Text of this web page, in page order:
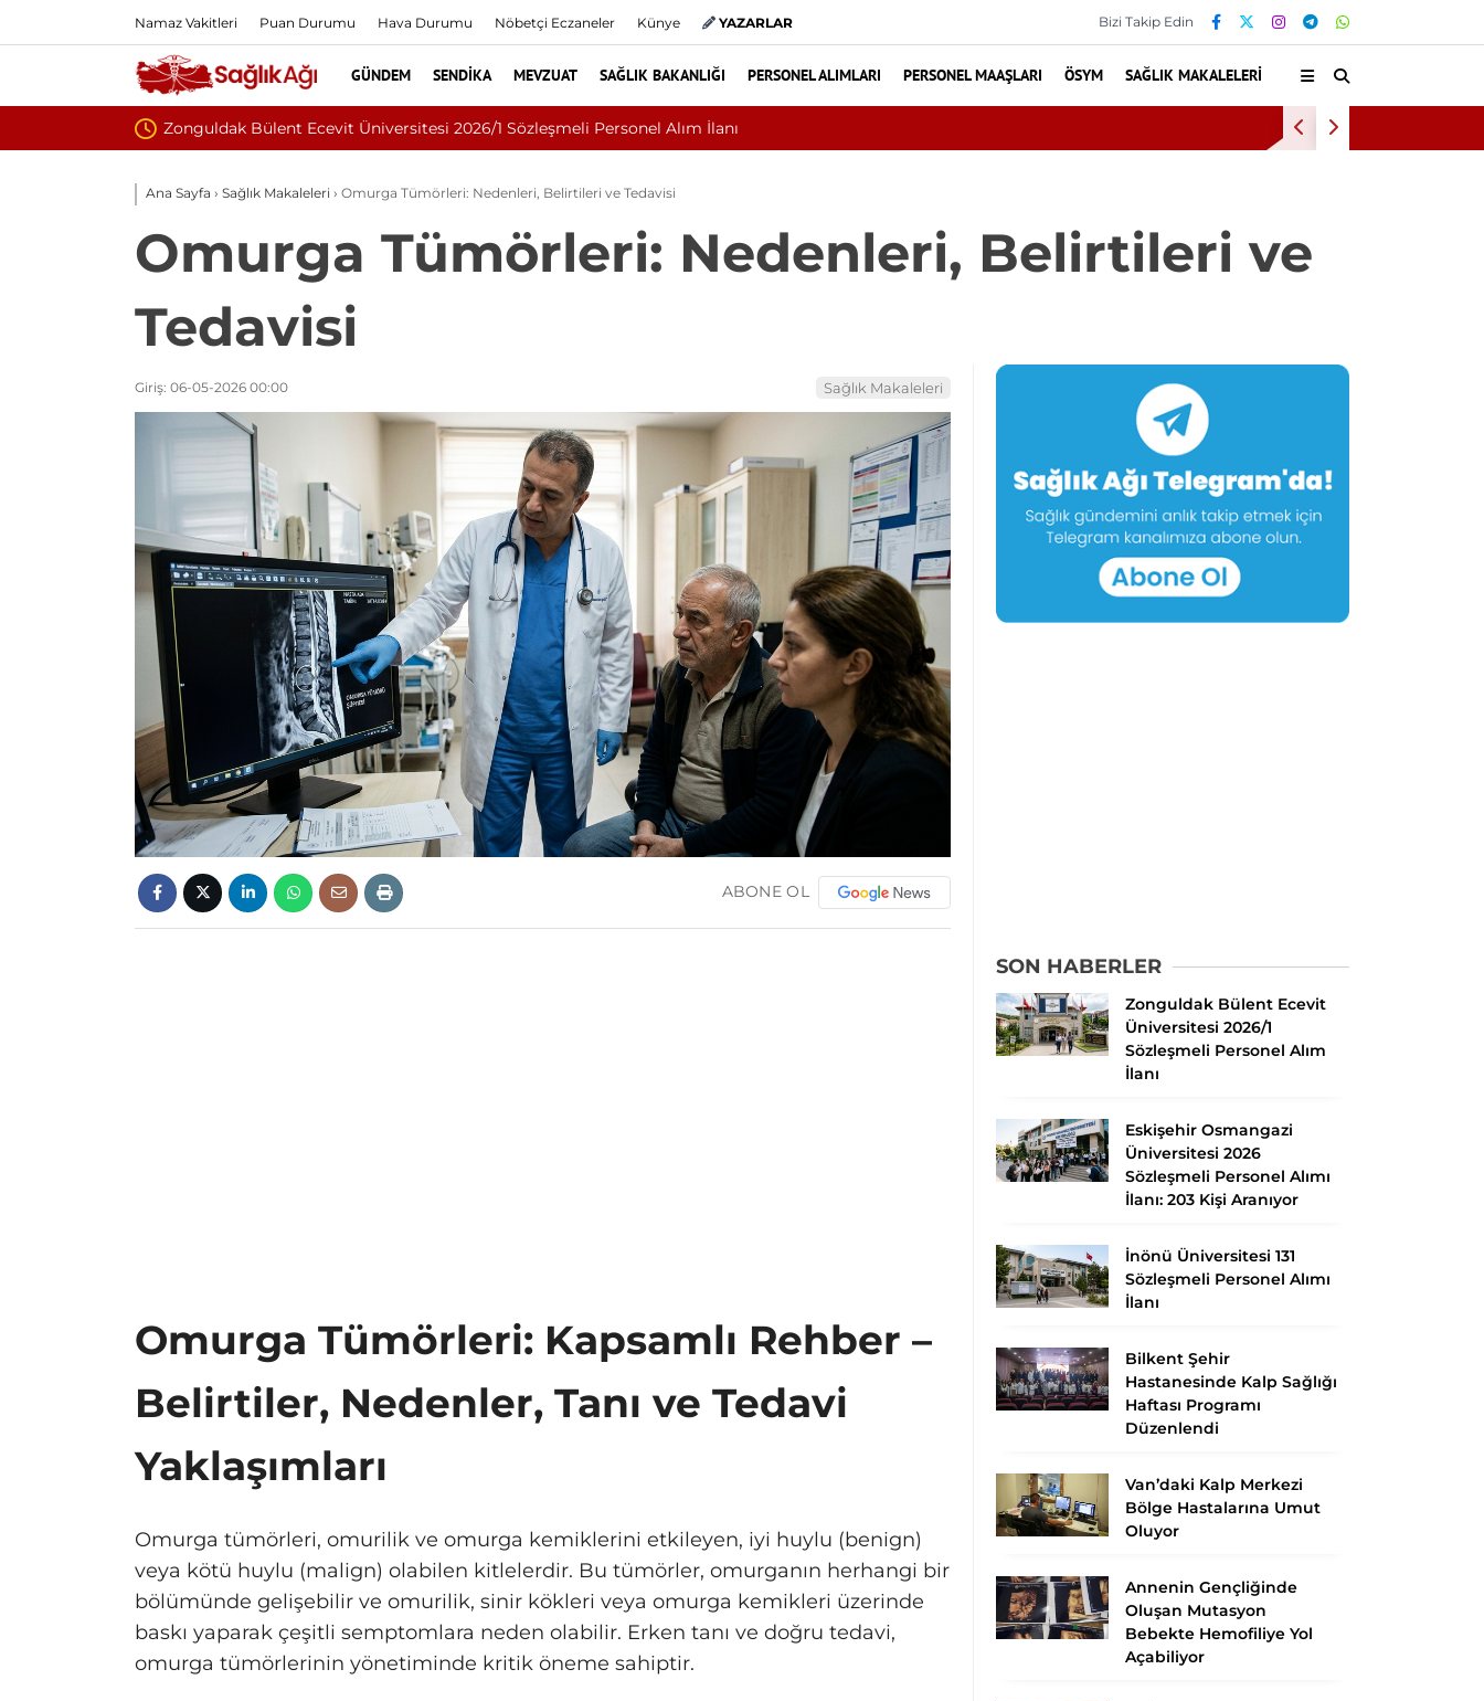
Namaz Vakitleri Puan Durumu Hava Durumu Nöbetçi Eczaneler Künye YAZARLAR Bizi Takip Edin
GÜNDEM SENDIKA MEVZUAT SAĞLIK BAKANLIĞI PERSONEL ALIMLARI PERSONEL MAAŞLARI ÖSYM SAĞLIK MAKALELERI
Eskişehir Osmangazi Üniversitesi 2026 Sözleşmeli Personel Alımı İlanı: 203 Kişi Aranıyor
Ana Sayfa › Sağlık Makaleleri › Omurga Tümörleri: Nedenleri, Belirtileri ve Tedavisi
Omurga Tümörleri: Nedenleri, Belirtileri ve
Tedavisi
Giriş: 06-05-2026 00:00 Sağlık Makaleleri
ABONE OL
Omurga Tümörleri: Kapsamlı Rehber –
Belirtiler, Nedenler, Tanı ve Tedavi
Yaklaşımları
Omurga tümörleri, omurilik ve omurga kemiklerini etkileyen, iyi huylu (benign)
veya kötü huylu (malign) olabilen kitlelerdir. Bu tümörler, omurganın herhangi bir
bölümünde gelişebilir ve omurilik, sinir kökleri veya omurga kemikleri üzerinde
baskı yaparak çeşitli semptomlara neden olabilir. Erken tanı ve doğru tedavi,
omurga tümörlerinin yönetiminde kritik öneme sahiptir.
SON HABERLER
Zonguldak Bülent Ecevit
Üniversitesi 2026/1
Sözleşmeli Personel Alım
İlanı
Eskişehir Osmangazi
Üniversitesi 2026
Sözleşmeli Personel Alımı
İlanı: 203 Kişi Aranıyor
İnönü Üniversitesi 131
Sözleşmeli Personel Alımı
İlanı
Bilkent Şehir
Hastanesinde Kalp Sağlığı
Haftası Programı
Düzenlendi
Van’daki Kalp Merkezi
Bölge Hastalarına Umut
Oluyor
Annenin Gençliğinde
Oluşan Mutasyon
Bebekte Hemofiliye Yol
Açabiliyor